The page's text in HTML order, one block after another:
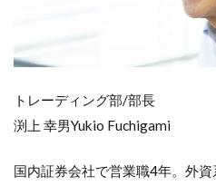
トレーディング部/部長
渕上 幸男Yukio Fuchigami
国内証券会社で営業職4年。外